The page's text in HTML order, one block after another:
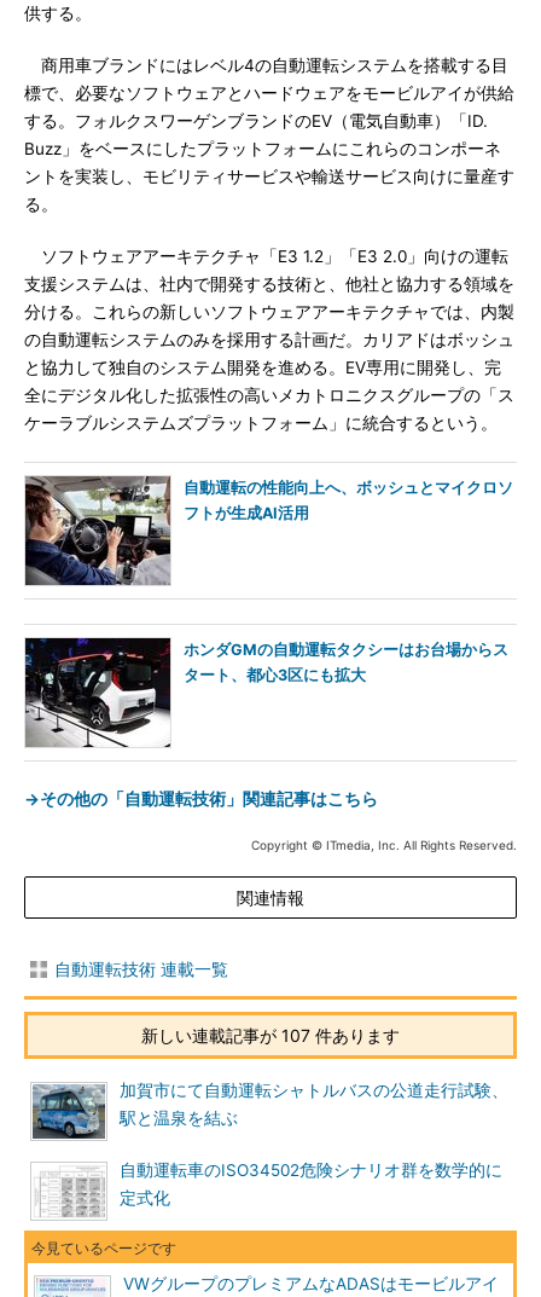
供する。
商用車ブランドにはレベル4の自動運転システムを搭載する目
標で、必要なソフトウェアとハードウェアをモービルアイが供給
する。フォルクスワーゲンブランドのEV（電気自動車）「ID.
Buzz」をベースにしたプラットフォームにこれらのコンポーネ
ントを実装し、モビリティサービスや輸送サービス向けに量産す
る。
ソフトウェアアーキテクチャ「E3 1.2」「E3 2.0」向けの運転
支援システムは、社内で開発する技術と、他社と協力する領域を
分ける。これらの新しいソフトウェアアーキテクチャでは、内製
の自動運転システムのみを採用する計画だ。カリアドはボッシュ
と協力して独自のシステム開発を進める。EV専用に開発し、完
全にデジタル化した拡張性の高いメカトロニクスグループの「ス
ケーラブルシステムズプラットフォーム」に統合するという。
自動運転の性能向上へ、ボッシュとマイクロソ
フトが生成AI活用
ホンダGMの自動運転タクシーはお台場からス
タート、都心3区にも拡大
→その他の「自動運転技術」関連記事はこちら
Copyright © ITmedia, Inc. All Rights Reserved.
関連情報
自動運転技術 連載一覧
新しい連載記事が 107 件あります
加賀市にて自動運転シャトルバスの公道走行試験、
駅と温泉を結ぶ
自動運転車のISO34502危険シナリオ群を数学的に
定式化
VWグループのプレミアムなADASはモービルアイ